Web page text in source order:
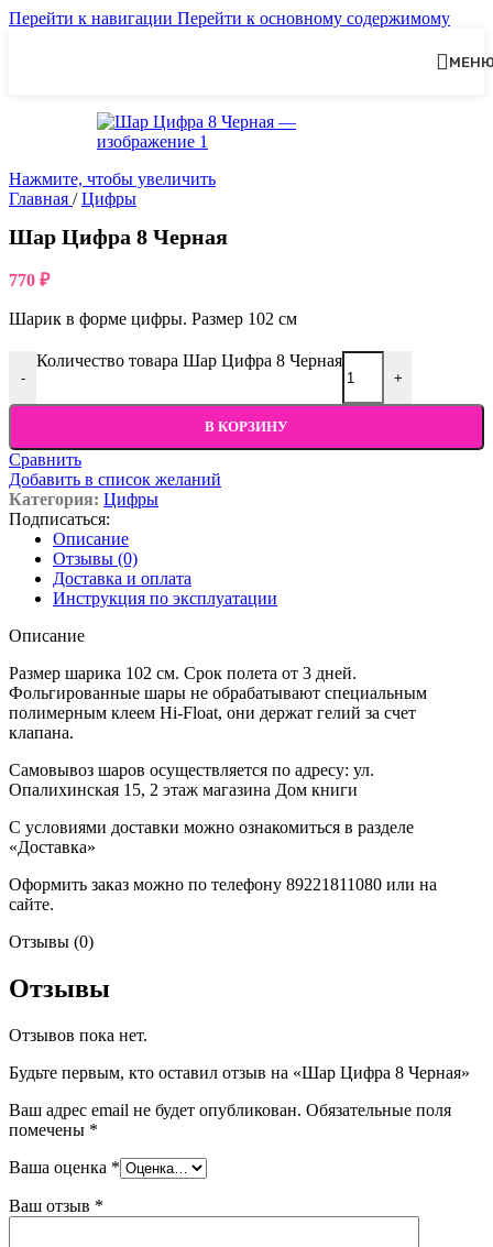
Перейти к навигации Перейти к основному содержимому
Нажмите, чтобы увеличить
Главная / Цифры
Шар Цифра 8 Черная
770 ₽
Шарик в форме цифры. Размер 102 см
-
Количество товара Шар Цифра 8 Черная
+
В КОРЗИНУ
Сравнить
Добавить в список желаний
Категория: Цифры
Подписаться:
Описание
Отзывы (0)
Доставка и оплата
Инструкция по эксплуатации
Описание
Размер шарика 102 см. Срок полета от 3 дней.
Фольгированные шары не обрабатывают специальным
полимерным клеем Hi-Float, они держат гелий за счет
клапана.
Самовывоз шаров осуществляется по адресу: ул.
Опалихинская 15, 2 этаж магазина Дом книги
С условиями доставки можно ознакомиться в разделе
«Доставка»
Оформить заказ можно по телефону 89221811080 или на
сайте.
Отзывы (0)
Отзывы
Отзывов пока нет.
Будьте первым, кто оставил отзыв на «Шар Цифра 8 Черная»
Ваш адрес email не будет опубликован. Обязательные поля
помечены *
Ваша оценка *
Ваш отзыв *